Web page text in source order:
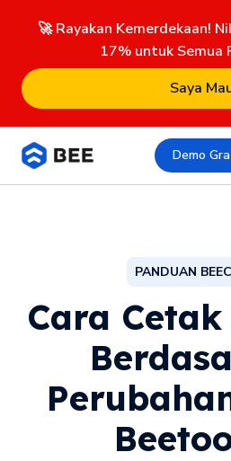
🚀 Rayakan Kemerdekaan!
17% untuk Semua
Saya
Demo
PANDUAN
Cara